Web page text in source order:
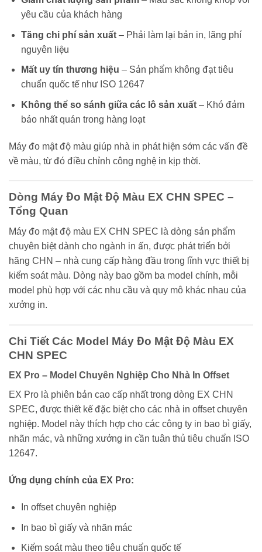
yêu cầu của khách hàng
Tăng chi phí sản xuất– Phải làm lại bản in, lãng phí
nguyên liệu
Mất uy tín thương hiệu – Sản phẩm không đạt tiêu
chuẩn quốc tế như ISO 12647
Không thể so sánh giữa các lô sản xuất– Khó đảm
bảo nhất quán trong hàng loạt
Máy đo mật độ màu giúp nhà in phát hiện sớm các vấn đề
về màu, từ đó điều chỉnh công nghệ in kịp thời.
Dòng Máy Đo Mật Độ Màu EX CHN SPEC –
Tổng Quan
Máy đo mật độ màu EX CHN SPEC là dòng sản phẩm
chuyên biệt dành cho ngành in ấn, được phát triển bởi
hãng CHN – nhà cung cấp hàng đầu trong lĩnh vực thiết bị
kiểm soát màu. Dòng này bao gồm ba model chính, mỗi
model phù hợp với các nhu cầu và quy mô khác nhau của
xưởng in.
Chi Tiết Các Model Máy Đo Mật Độ Màu EX
CHN SPEC
EX Pro – Model Chuyên Nghiệp Cho Nhà In Offset
EX Pro là phiên bản cao cấp nhất trong dòng EX CHN
SPEC, được thiết kế đặc biệt cho các nhà in offset chuyên
nghiệp. Model này thích hợp cho các công ty in bao bì giấy,
nhãn mác, và những xưởng in cần tuân thủ tiêu chuẩn ISO
12647.
Ứng dụng chính của EX Pro:
In offset chuyên nghiệp
In bao bì giấy và nhãn mác
Kiểm soát màu theo tiêu chuẩn quốc tế